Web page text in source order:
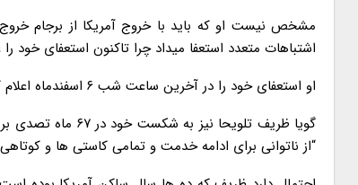
مشخص نیست او که باید با خروج آمریکا از برجام
اشتباهات متعدد استعفا میداد چرا تاکنون استعفای خود
او استعفای خود را در آخرین ساعت شب ۶ اسفندماه اعلام کرد.
گویا ظریف
“از ناتوانی برای ادامه خدمت و تمامی کاستی ها و